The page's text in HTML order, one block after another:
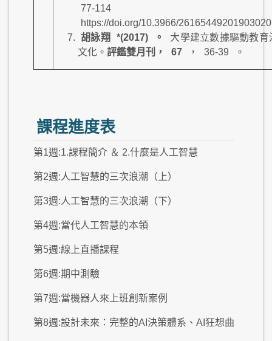
77-114
https://doi.org/10.3966/
胡詠翔
*(2017) 。
大學建立數據驅動教育
文化。 評鑑雙月刊， 67 ， 36-39 。
課程進度表
第1週:1.課程簡介 ＆ 2.什麼是人工智慧
第2週:人工智慧的三次浪潮（上）
第3週:人工智慧的三次浪潮（下）
第4週:當代人工智慧的本領
第5週:線上直播課程
第6週:期中測驗
第7週:當機器人來上班創新案例
第8週:設計未來：完整的AI決策體系、AI狂想曲